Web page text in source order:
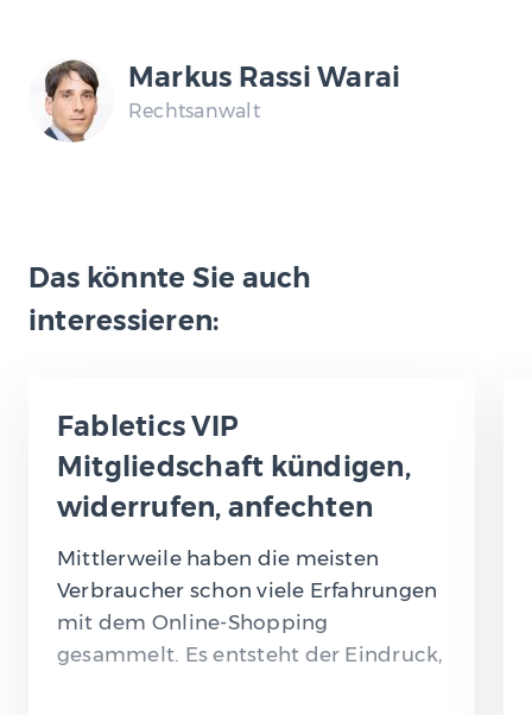
Markus Rassi Warai
Rechtsanwalt
Das könnte Sie auch
interessieren:
Fabletics VIP
Mitgliedschaft kündigen,
widerrufen, anfechten
Mittlerweile haben die meisten
Verbraucher schon viele Erfahrungen
mit dem Online-Shopping
gesammelt. Es entsteht der Eindruck,